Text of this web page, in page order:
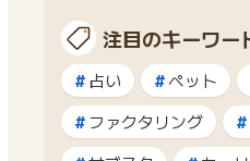
注目のキーワー
占い ペット
ファクタリング